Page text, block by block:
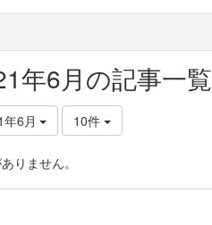
年6月の記事一覧
6月 10件
りません。